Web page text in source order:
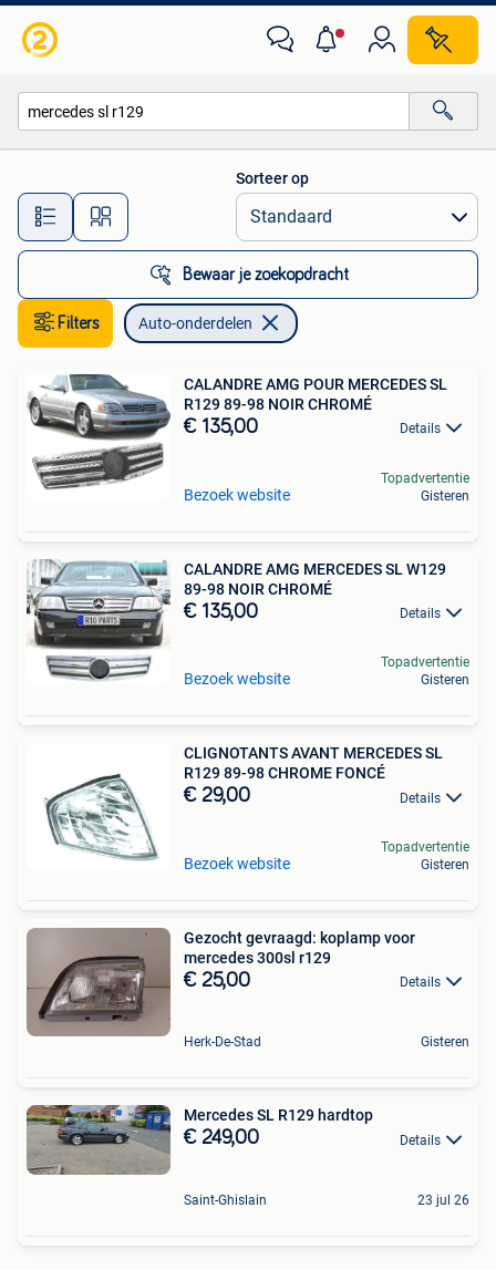
Alle afstanden…
Sorteer op
Bewaar je zoekopdracht
Filters Auto-onderdelen
CALANDRE AMG POUR MERCEDES SL
R129 89-98 NOIR CHROMÉ
€ 135,00 Details
Bezoek website
Topadvertentie
Gisteren
CALANDRE AMG MERCEDES SL W129
89-98 NOIR CHROMÉ
€ 135,00 Details
Bezoek website
Topadvertentie
Gisteren
CLIGNOTANTS AVANT MERCEDES SL
R129 89-98 CHROME FONCÉ
€ 29,00 Details
Bezoek website
Topadvertentie
Gisteren
Gezocht gevraagd: koplamp voor
mercedes 300sl r129
€ 25,00 Details
Herk-De-Stad Gisteren
Mercedes SL R129 hardtop
€ 249,00 Details
Saint-Ghislain 23 jul 26